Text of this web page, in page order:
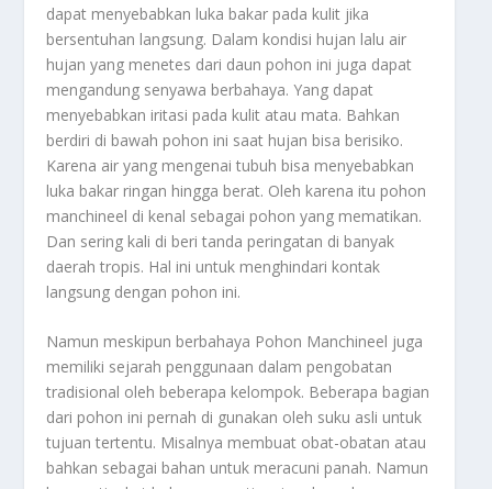
dapat menyebabkan luka bakar pada kulit jika
bersentuhan langsung. Dalam kondisi hujan lalu air
hujan yang menetes dari daun pohon ini juga dapat
mengandung senyawa berbahaya. Yang dapat
menyebabkan iritasi pada kulit atau mata. Bahkan
berdiri di bawah pohon ini saat hujan bisa berisiko.
Karena air yang mengenai tubuh bisa menyebabkan
luka bakar ringan hingga berat. Oleh karena itu pohon
manchineel di kenal sebagai pohon yang mematikan.
Dan sering kali di beri tanda peringatan di banyak
daerah tropis. Hal ini untuk menghindari kontak
langsung dengan pohon ini.
Namun meskipun berbahaya Pohon Manchineel juga
memiliki sejarah penggunaan dalam pengobatan
tradisional oleh beberapa kelompok. Beberapa bagian
dari pohon ini pernah di gunakan oleh suku asli untuk
tujuan tertentu. Misalnya membuat obat-obatan atau
bahkan sebagai bahan untuk meracuni panah. Namun